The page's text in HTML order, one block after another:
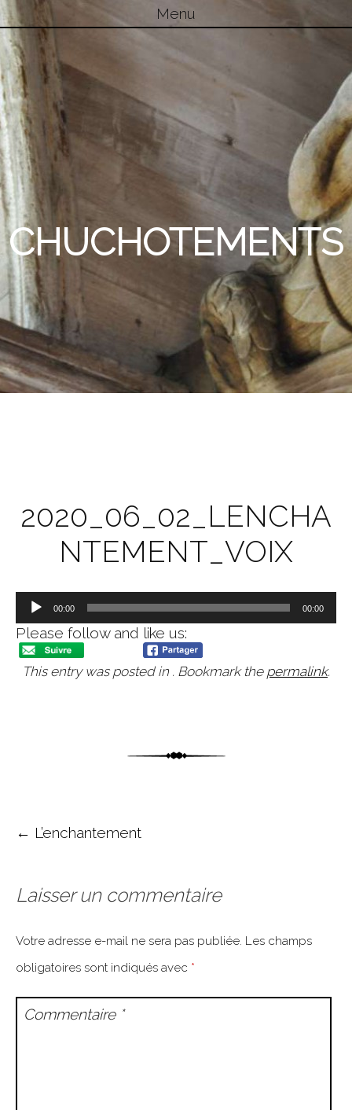
Menu
Skip to content
CHUCHOTEMENTS
2020_06_02_LENCHA
NTEMENT_VOIX
Lecteur
audio
00:00 00:00
Please follow and like us:
This entry was posted in . Bookmark the permalink.
Post navigation
← L’enchantement
Laisser un commentaire
Votre adresse e-mail ne sera pas publiée. Les champs
obligatoires sont indiqués avec *
Commentaire *